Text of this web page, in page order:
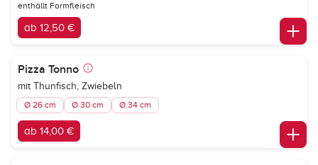
enthällt Formfleisch
ab 12,50 €
Pizza Tonno
mit Thunfisch, Zwiebeln
Ø 26 cm Ø 30 cm Ø 34 cm
ab 14,00 €